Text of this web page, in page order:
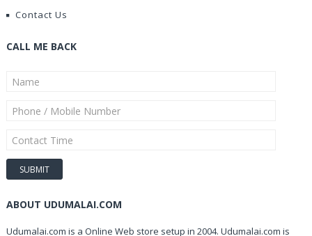
Contact Us
CALL ME BACK
ABOUT UDUMALAI.COM
Udumalai.com is a Online Web store setup in 2004. Udumalai.com is